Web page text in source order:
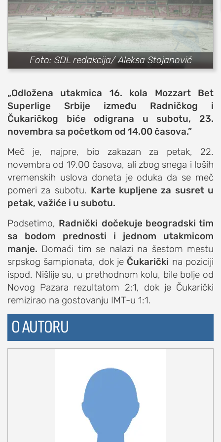
sport
fudbal
košarka
rukomet
ostali sportovi
zabava
muzika
moda i stil
studenti
organizacije
konkursi
fakulteti
studentski život
zdravlje
it
kolumna
sdl podkast
STUDENTSKI DNEVNI LIST
Foto: SDL redakcija/ Aleksa Stojanović
„Odložena utakmica 16. kola Mozzart Bet
Superlige Srbije između Radničkog i
Čukaričkog biće odigrana u subotu, 23.
novembra sa početkom od 14.00 časova.”
Meč je, najpre, bio zakazan za petak, 22.
novembra od 19.00 časova, ali zbog snega i loših
vremenskih uslova doneta je oduka da se meč
pomeri za subotu. Karte kupljene za susret u
petak, važiće i u subotu.
Podsetimo, Radnički dočekuje beogradski tim
sa bodom prednosti i jednom utakmicom
manje. Domaći tim se nalazi na šestom mestu
srpskog šampionata, dok je Čukarički na poziciji
ispod. Nišlije su, u prethodnom kolu, bile bolje od
Novog Pazara rezultatom 2:1, dok je Čukarički
remizirao na gostovanju IMT-u 1:1.
O AUTORU